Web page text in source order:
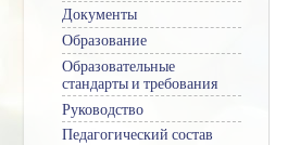
Документы
Образование
Образовательные
стандарты и требования
Руководство
Педагогический состав